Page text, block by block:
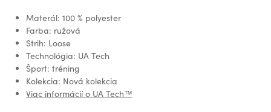
Materál: 100 % polyester
Farba: ružová
Strih: Loose
Technológia: UA Tech
Šport: tréning
Kolekcia: Nová kolekcia
Viac informácií o UA Tech™